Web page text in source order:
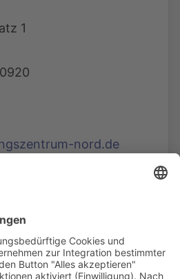
1
nord.de
Informationen.
für Medien, Bildung